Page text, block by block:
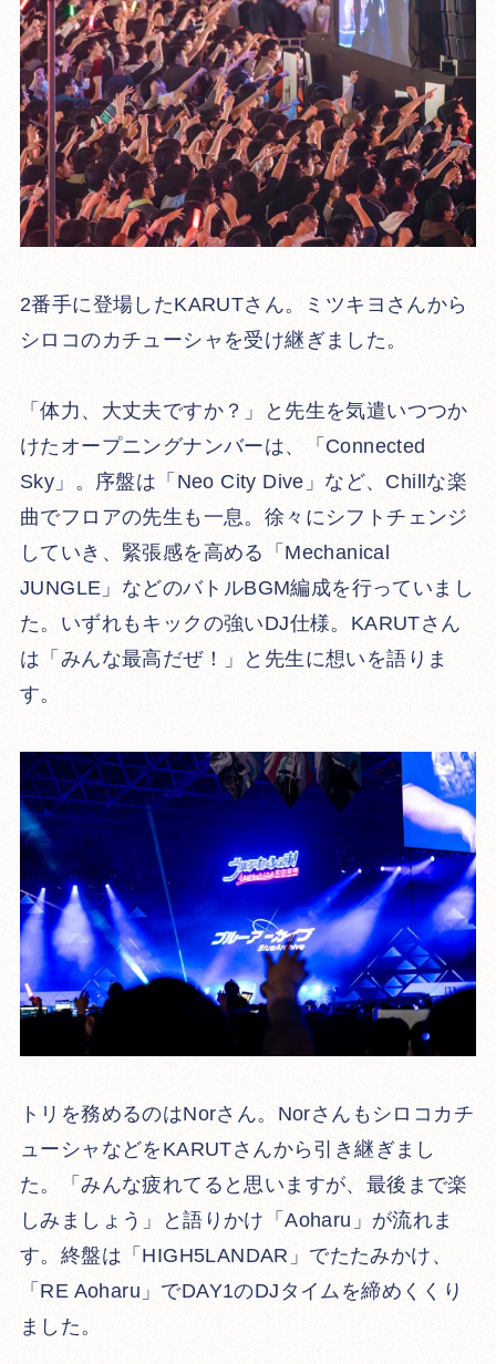
2番手に登場したKARUTさん。ミツキヨさんから
シロコのカチューシャを受け継ぎました。
「体力、大丈夫ですか？」と先生を気遣いつつか
けたオープニングナンバーは、「Connected
Sky」。序盤は「Neo City Dive」など、Chillな楽
曲でフロアの先生も一息。徐々にシフトチェンジ
していき、緊張感を高める「Mechanical
JUNGLE」などのバトルBGM編成を行っていまし
た。いずれもキックの強いDJ仕様。KARUTさん
は「みんな最高だぜ！」と先生に想いを語りま
す。
トリを務めるのはNorさん。Norさんもシロコカチ
ューシャなどをKARUTさんから引き継ぎまし
た。「みんな疲れてると思いますが、最後まで楽
しみましょう」と語りかけ「Aoharu」が流れま
す。終盤は「HIGH5LANDAR」でたたみかけ、
「RE Aoharu」でDAY1のDJタイムを締めくくり
ました。